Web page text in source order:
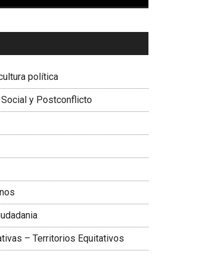
Mejía,
Sur, Vicepresidenta Federación
política
y Postconflicto
– Territorios Equitativos